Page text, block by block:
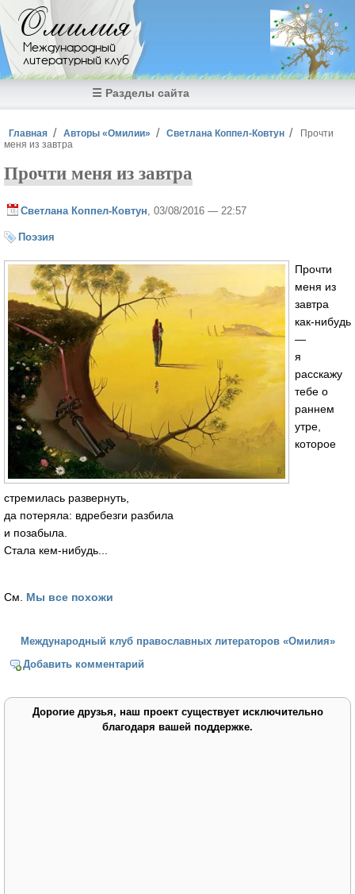
Перейти к основному содержанию
Омилия
Международный
литературный клуб
☰ Разделы сайта
Вы здесь
Главная Авторы «Омилии» Светлана Коппел-Ковтун
Прочти
меня из завтра
Прочти меня из завтра
Светлана Коппел-Ковтун , 03/08/2016 — 22:57
Поэзия
Прочти
меня из
завтра
как-нибудь
—
я
расскажу
тебе о
раннем
утре,
которое
стремилась развернуть,
да потеряла: вдребезги разбила
и позабыла.
Стала кем-нибудь...
См. Мы все похожи
Международный клуб православных литераторов «Омилия»
Добавить комментарий
Дорогие друзья, наш проект существует исключительно
благодаря вашей поддержке.